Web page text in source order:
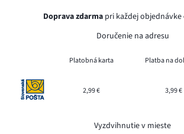
Doprava zdarma pri každej objednávke
Doručenie na adresu
Platobná karta Platba na
2,99 € 3,99 €
Vyzdvihnutie v mieste